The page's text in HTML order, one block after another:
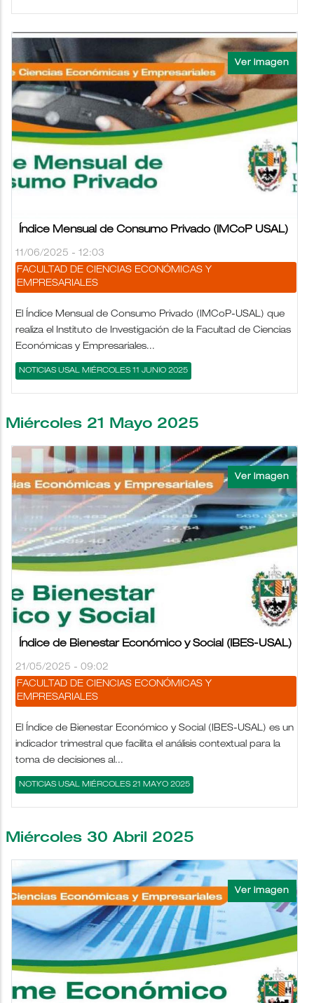
Índice Mensual de Consumo Privado (IMCoP USAL)
11/06/2025 - 12:03
FACULTAD DE CIENCIAS ECONÓMICAS Y
EMPRESARIALES
El Índice Mensual de Consumo Privado (IMCoP-USAL) que
realiza el Instituto de Investigación de la Facultad de Ciencias
Económicas y Empresariales...
NOTICIAS USAL MIÉRCOLES 11 JUNIO 2025
Miércoles 21 Mayo 2025
Índice de Bienestar Económico y Social (IBES-USAL)
21/05/2025 - 09:02
FACULTAD DE CIENCIAS ECONÓMICAS Y
EMPRESARIALES
El Índice de Bienestar Económico y Social (IBES-USAL) es un
indicador trimestral que facilita el análisis contextual para la
toma de decisiones al...
NOTICIAS USAL MIÉRCOLES 21 MAYO 2025
Miércoles 30 Abril 2025